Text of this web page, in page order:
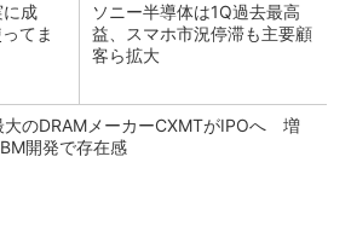
に成
てま
ソニー半導体は1Q過去最高
益、スマホ市況停滞も主要顧
客ら拡大
大のDRAMメーカーCXMTがIPOへ 増
開発で存在感